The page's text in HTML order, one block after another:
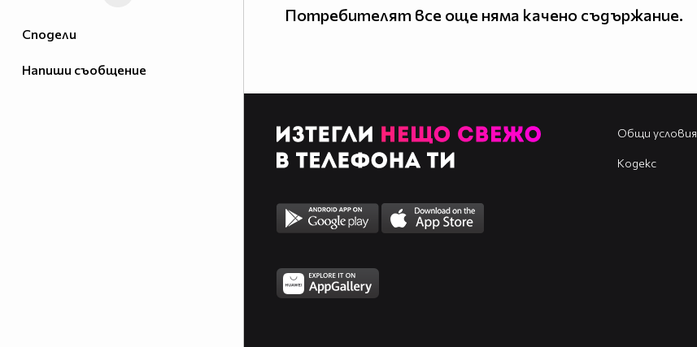
Сподели
Напиши съобщение
Потребителят все още няма качено съдържание.
Общи условия
Кодекс